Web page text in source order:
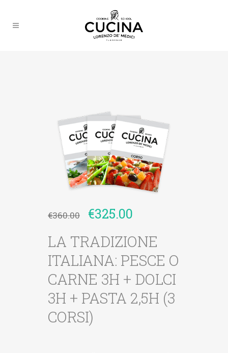
€360.00 €325.00
LA TRADIZIONE
ITALIANA: PESCE O
CARNE 3H + DOLCI
3H + PASTA 2,5H (3
CORSI)